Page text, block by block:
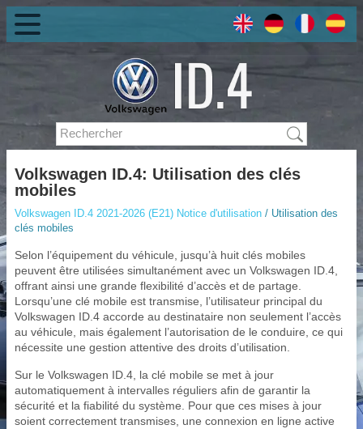
Volkswagen ID.4: Utilisation des clés
mobiles
Volkswagen ID.4 2021-2026 (E21) Notice d'utilisation / Utilisation des
clés mobiles
Selon l’équipement du véhicule, jusqu’à huit clés mobiles
peuvent être utilisées simultanément avec un Volkswagen ID.4,
offrant ainsi une grande flexibilité d’accès et de partage.
Lorsqu’une clé mobile est transmise, l’utilisateur principal du
Volkswagen ID.4 accorde au destinataire non seulement l’accès
au véhicule, mais également l’autorisation de le conduire, ce qui
nécessite une gestion attentive des droits d’utilisation.
Sur le Volkswagen ID.4, la clé mobile se met à jour
automatiquement à intervalles réguliers afin de garantir la
sécurité et la fiabilité du système. Pour que ces mises à jour
soient correctement transmises, une connexion en ligne active